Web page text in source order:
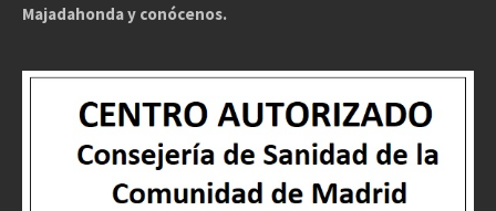
Majadahonda y conócenos.